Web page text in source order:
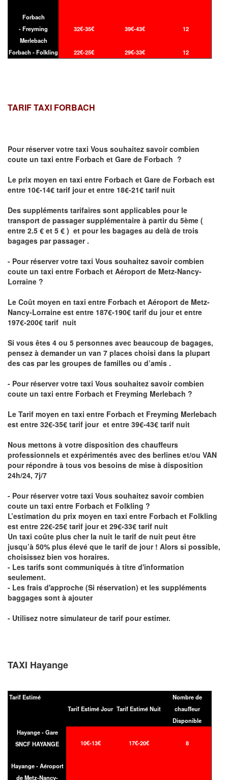
Forbach
- Freyming
Merlebach
32€-35€ 39€-43€ 12
Forbach - Folkling 22€-25€ 29€-33€ 12
TARIF TAXI FORBACH
Pour réserver votre taxi Vous souhaitez savoircombien
coute un taxi entre Forbach et Gare de Forbach ?
Le prix moyen en taxi entre Forbach et Gare de Forbach est
entre 10€-14€ tarif jour et entre 18€-21€ tarif nuit
Des suppléments tarifaires sont applicables pour le
transport de passager supplémentaire à partir du 5ème (
entre 2.5 € et 5 € ) et pour les bagages au delà de trois
bagages par passager .
- Pour réserver votre taxi Vous souhaitez savoircombien
coute un taxi entre Forbach et Aéroport de Metz-Nancy-
Lorraine ?
Le Coût moyen en taxi entre Forbach et Aéroport de Metz-
Nancy-Lorraine est entre 187€-190€ tarif du jour et entre
197€-200€ tarif nuit
Si vous êtes 4 ou 5 personnes avec beaucoup de bagages,
pensez à demander un van 7 places choisi dans la plupart
des cas par les groupes de familles ou d’amis .
- Pour réserver votre taxi Vous souhaitez savoircombien
coute un taxi entre Forbach et Freyming Merlebach ?
Le Tarif moyen en taxi entre Forbach et Freyming Merlebach
est entre 32€-35€ tarif jour et entre 39€-43€ tarif nuit
Nous mettons à votre disposition des chauffeurs
professionnels et expérimentés avec des berlines et/ou VAN
pour répondre à tous vos besoins de mise à disposition
24h/24, 7j/7
- Pour réserver votre taxi Vous souhaitez savoircombien
coute un taxi entre Forbach et Folkling ?
L’estimation du prix moyen en taxi entre Forbach et Folkling
est entre 22€-25€ tarif jour et 29€-33€ tarif nuit
Un taxi coûte plus cher la nuit le tarif de nuit peut être
jusqu’à 50% plus élevé que le tarif de jour ! Alors si possible,
choisissez bien vos horaires.
- Les tarifs sont communiqués à titre d'information
seulement.
- Les frais d'approche (Si réservation) et les suppléments
baggages sont à ajouter
- Utilisez notre simulateur de tarif pour estimer.
TAXI Hayange
Tarif Estimé
Tarif Estimé Jour Tarif Estimé Nuit
Nombre de
chauffeur
Disponible
Hayange - Gare
SNCF HAYANGE
10€-13€ 17€-20€ 8
Hayange - Aéroport
de Metz-Nancy-